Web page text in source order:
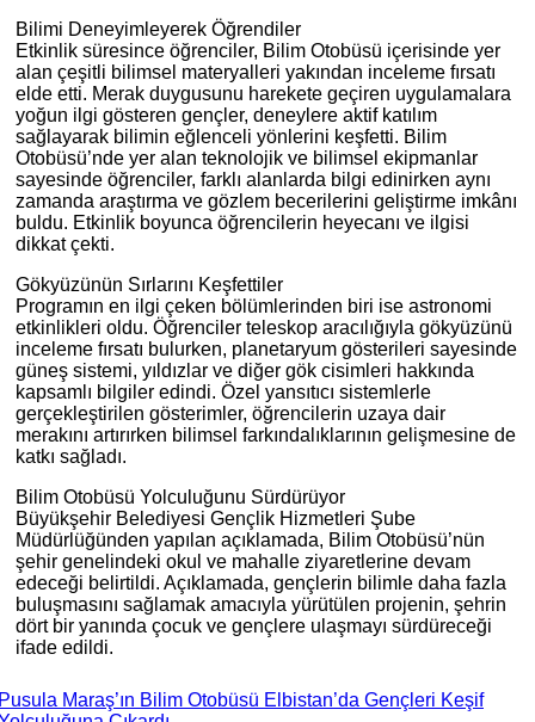
Bilimi Deneyimleyerek Öğrendiler
Etkinlik süresince öğrenciler, Bilim Otobüsü içerisinde yer
alan çeşitli bilimsel materyalleri yakından inceleme fırsatı
elde etti. Merak duygusunu harekete geçiren uygulamalara
yoğun ilgi gösteren gençler, deneylere aktif katılım
sağlayarak bilimin eğlenceli yönlerini keşfetti. Bilim
Otobüsü’nde yer alan teknolojik ve bilimsel ekipmanlar
sayesinde öğrenciler, farklı alanlarda bilgi edinirken aynı
zamanda araştırma ve gözlem becerilerini geliştirme imkânı
buldu. Etkinlik boyunca öğrencilerin heyecanı ve ilgisi
dikkat çekti.
Gökyüzünün Sırlarını Keşfettiler
Programın en ilgi çeken bölümlerinden biri ise astronomi
etkinlikleri oldu. Öğrenciler teleskop aracılığıyla gökyüzünü
inceleme fırsatı bulurken, planetaryum gösterileri sayesinde
güneş sistemi, yıldızlar ve diğer gök cisimleri hakkında
kapsamlı bilgiler edindi. Özel yansıtıcı sistemlerle
gerçekleştirilen gösterimler, öğrencilerin uzaya dair
merakını artırırken bilimsel farkındalıklarının gelişmesine de
katkı sağladı.
Bilim Otobüsü Yolculuğunu Sürdürüyor
Büyükşehir Belediyesi Gençlik Hizmetleri Şube
Müdürlüğünden yapılan açıklamada, Bilim Otobüsü’nün
şehir genelindeki okul ve mahalle ziyaretlerine devam
edeceği belirtildi. Açıklamada, gençlerin bilimle daha fazla
buluşmasını sağlamak amacıyla yürütülen projenin, şehrin
dört bir yanında çocuk ve gençlere ulaşmayı sürdüreceği
ifade edildi.
Maraş’ın Bilim Otobüsü Elbistan’da Gençleri Keşif